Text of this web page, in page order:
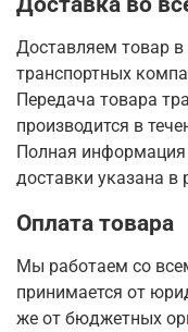
Доставляем товар
транспортных
Передача товара
производится в
Полная информация
доставки указана в
Оплата товара
Мы работаем со
принимается от
же от бюджетных